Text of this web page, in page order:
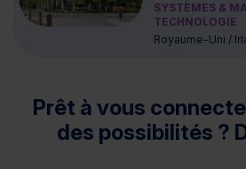
SYSTÈMES &
TECHNOLOGIE
Royaume-Uni /
Prêt à vous
des possibilités ?